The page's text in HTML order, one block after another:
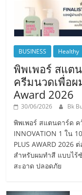
BUSINESS Healthy
พิพเพอร์ สแต
ครีมนวดเพื่อผ
Award 2026
30/06/2026 Bk
พิพเพอร์ สแตนดาร์ด คว้
INNOVATION 1 ใน
PLUS AWARD
สำหรับผมทำสี แบบไร้
สะอาด ปลอดภัย